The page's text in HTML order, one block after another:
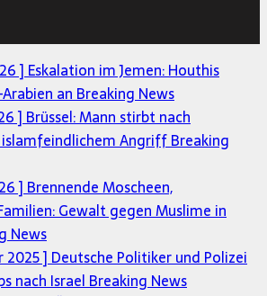
] Eskalation im Jemen: Houthis
an Breaking News
] Brüssel: Mann stirbt nach
AngriffBreaking
] Brennende Moscheen,
Gewalt gegen Muslime in
News
2025 ] Deutsche Politiker und Polizei
nach Israel Breaking News